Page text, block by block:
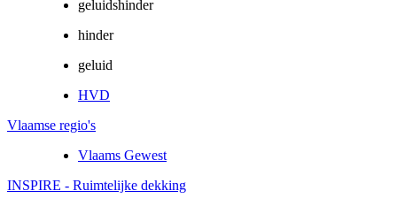
geluidshinder
hinder
geluid
HVD
Vlaamse regio's
Vlaams Gewest
INSPIRE - Ruimtelijke dekking